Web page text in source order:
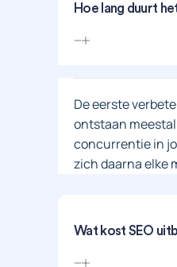
Hoe lang duurt
De eerste
ontstaan
concurrentie in
zich daarna elke
Wat kost SEO